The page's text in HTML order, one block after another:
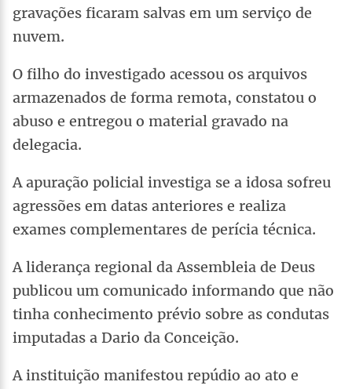
gravações ficaram salvas em um serviço de
nuvem.
O filho do investigado acessou os arquivos
armazenados de forma remota, constatou o
abuso e entregou o material gravado na
delegacia.
A apuração policial investiga se a idosa sofreu
agressões em datas anteriores e realiza
exames complementares de perícia técnica.
A liderança regional da Assembleia de Deus
publicou um comunicado informando que não
tinha conhecimento prévio sobre as condutas
imputadas a Dario da Conceição.
A instituição manifestou repúdio ao ato e